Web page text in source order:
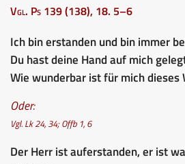
Vgl. Ps 139 (138), 18. 5–6
Ich bin erstanden und bin immer
Du hast deine Hand auf mich
Wie wunderbar ist für mich dieses
Oder:
Vgl. Lk 24, 34; Offb 1, 6
Der Herr ist auferstanden, er ist